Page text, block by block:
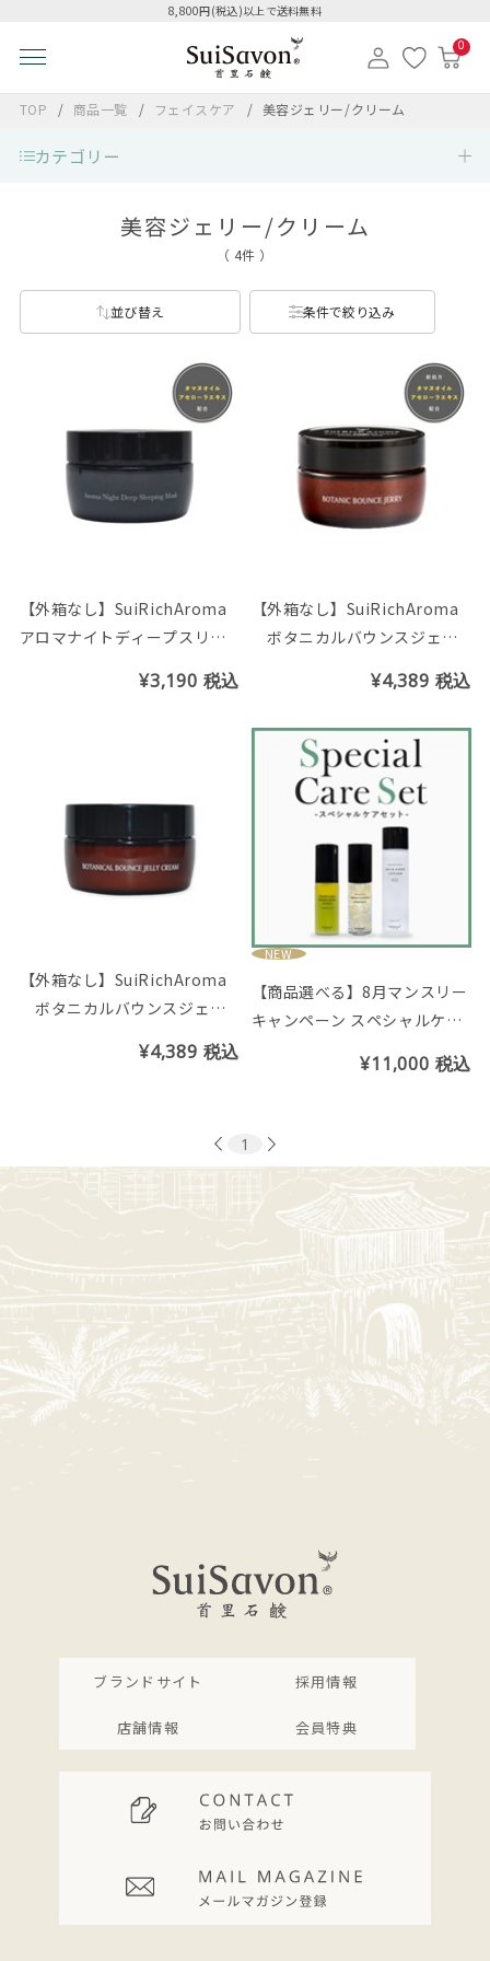
8,800円(税込)以上で送料無料
0
TOP 商品一覧 フェイスケア 美容ジェリー/クリーム
カテゴリー
美容ジェリー/クリーム
（ 4件 ）
並び替え 条件で絞り込み
【外箱なし】SuiRichAroma
アロマナイトディープスリー
¥3,190 税込
【外箱なし】SuiRichAroma
ボタニカルバウンスジェリ
¥4,389 税込
【外箱なし】SuiRichAroma
ボタニカルバウンスジェリ
¥4,389 税込
NEW
【商品選べる】8月マンスリー
キャンペーン スペシャルケア
¥11,000 税込
1
ブランドサイト 採用情報
店舗情報 会員特典